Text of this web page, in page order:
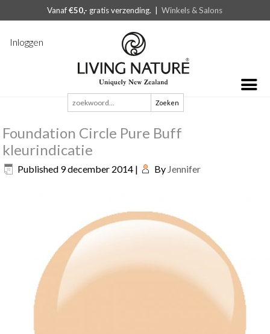
Vanaf€50,- gratis verzending. |Winkels & Salons
Inloggen
Zoeken
naar:
Foundation Circle Pure Buff
kleurindicatie
Published 9 december 2014 | By Jennifer